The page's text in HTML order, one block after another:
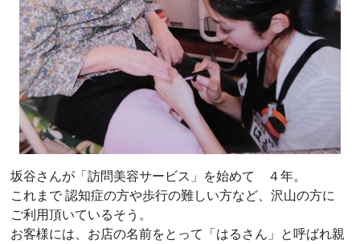
坂谷さんが「訪問美容サービス」を始めて ４年。
これまで 認知症の方や歩行の難しい方など、沢山の方に
ご利用頂いているそう。
お客様には、お店の名前をとって「はるさん」と呼ばれ親